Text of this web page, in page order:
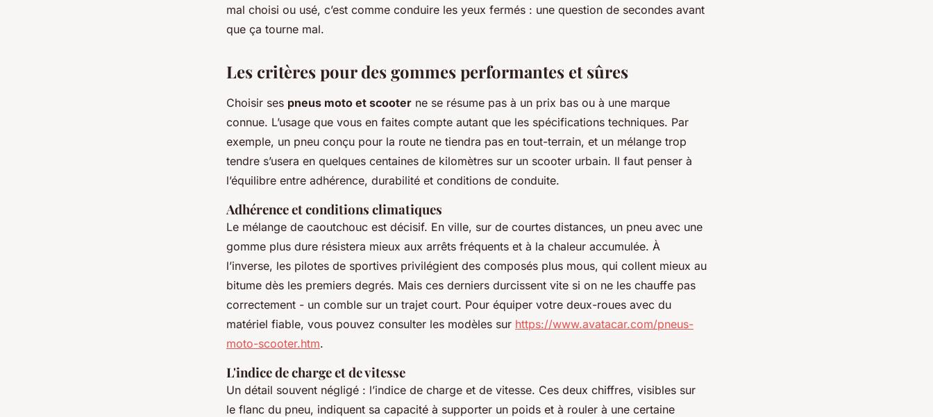
7 min de lecturemal choisi ou usé, c’est comme conduire les yeux fermés : une question de secondes avant
que ça tourne mal.
Les critères pour des gommes performantes et sûres
Choisir ses pneus moto et scooter ne se résume pas à un prix bas ou à une marque
connue. L’usage que vous en faites compte autant que les spécifications techniques. Par
exemple, un pneu conçu pour la route ne tiendra pas en tout-terrain, et un mélange trop
tendre s’usera en quelques centaines de kilomètres sur un scooter urbain. Il faut penser à
l’équilibre entre adhérence, durabilité et conditions de conduite.
Adhérence et conditions climatiques
Le mélange de caoutchouc est décisif. En ville, sur de courtes distances, un pneu avec une
gomme plus dure résistera mieux aux arrêts fréquents et à la chaleur accumulée. À
l’inverse, les pilotes de sportives privilégient des composés plus mous, qui collent mieux au
bitume dès les premiers degrés. Mais ces derniers durcissent vite si on ne les chauffe pas
correctement - un comble sur un trajet court. Pour équiper votre deux-roues avec du
matériel fiable, vous pouvez consulter les modèles sur https://www.avatacar.com/pneus-
moto-scooter.htm.
L'indice de charge et de vitesse
Un détail souvent négligé : l’indice de charge et de vitesse. Ces deux chiffres, visibles sur
le flanc du pneu, indiquent sa capacité à supporter un poids et à rouler à une certaine